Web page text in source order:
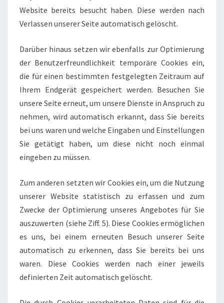
Website bereits besucht haben. Diese werden nach
Verlassen unserer Seite automatisch gelöscht.
Darüber hinaus setzen wir ebenfalls zur Optimierung
der Benutzerfreundlichkeit temporäre Cookies ein,
die für einen bestimmten festgelegten Zeitraum auf
Ihrem Endgerät gespeichert werden. Besuchen Sie
unsere Seite erneut, um unsere Dienste in Anspruch zu
nehmen, wird automatisch erkannt, dass Sie bereits
bei uns waren und welche Eingaben und Einstellungen
Sie getätigt haben, um diese nicht noch einmal
eingeben zu müssen.
Zum anderen setzten wir Cookies ein, um die Nutzung
unserer Website statistisch zu erfassen und zum
Zwecke der Optimierung unseres Angebotes für Sie
auszuwerten (siehe Ziff. 5). Diese Cookies ermöglichen
es uns, bei einem erneuten Besuch unserer Seite
automatisch zu erkennen, dass Sie bereits bei uns
waren. Diese Cookies werden nach einer jeweils
definierten Zeit automatisch gelöscht.